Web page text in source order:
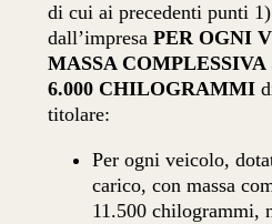
di cui ai precedenti punti
dall’impresaPER OGNI
MASSA COMPLESSIVA
6.000 CHILOGRAMMI
titolare:
Per ogni veicolo,
carico, con massa
11.500 chilogrammi,